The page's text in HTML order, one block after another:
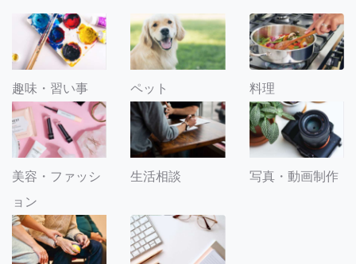
趣味・習い事 ペット 料理
美容・ファッシ
ョン
生活相談 写真・動画制作